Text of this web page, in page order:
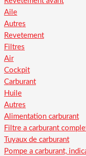
Aile
Autres
Revetement
Filtres
Air
Cockpit
Carburant
Huile
Autres
Alimentation carburant
Filtre a carburant
Tuyaux de carburant
Pompe a carburant,